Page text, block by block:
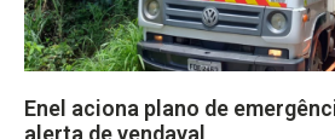
Enel aciona plano de